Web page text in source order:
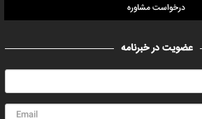
درخواست مشاوره
عضویت در خبرنامه